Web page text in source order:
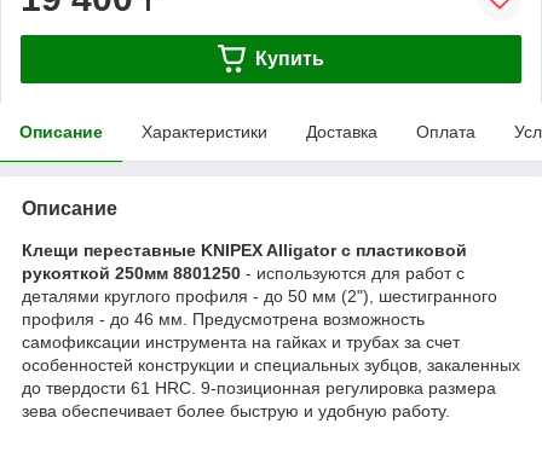
Купить
Описание Характеристики Доставка Оплата
Описание
Клещи переставные KNIPEX Alligator с пластиковой
рукояткой 250мм 8801250 - используются для работ с
деталями круглого профиля - до 50 мм (2"), шестигранного
профиля - до 46 мм. Предусмотрена возможность
самофиксации инструмента на гайках и трубах за счет
особенностей конструкции и специальных зубцов, закаленных
до твердости 61 HRC. 9-позиционная регулировка размера
зева обеспечивает более быструю и удобную работу.